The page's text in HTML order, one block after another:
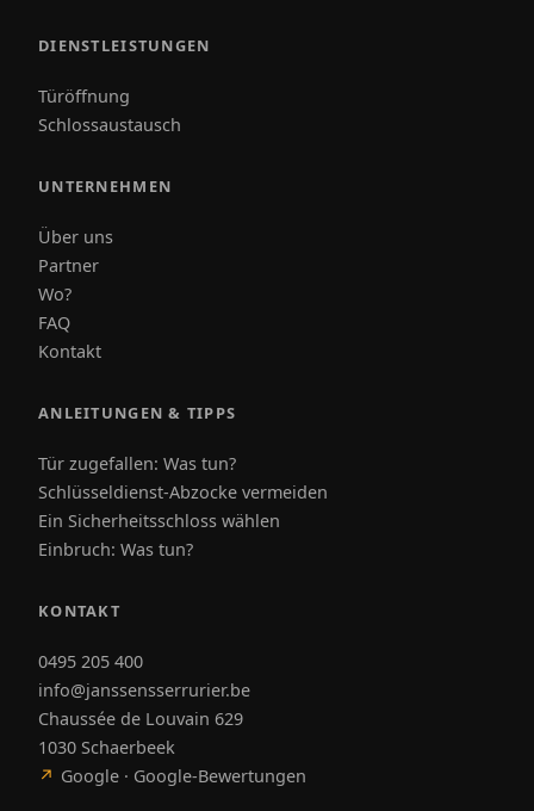
DIENSTLEISTUNGEN
Türöffnung
Schlossaustausch
UNTERNEHMEN
Über uns
Partner
Wo?
FAQ
Kontakt
ANLEITUNGEN & TIPPS
Tür zugefallen: Was tun?
Schlüsseldienst-Abzocke vermeiden
Ein Sicherheitsschloss wählen
Einbruch: Was tun?
KONTAKT
0495 205 400
info@janssensserrurier.be
Chaussée de Louvain 629
1030 Schaerbeek
↗ Google · Google-Bewertungen